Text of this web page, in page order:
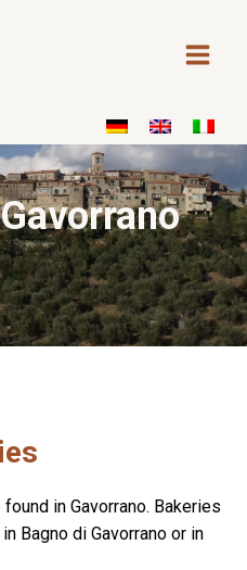
in Gavorrano. Bakeries
Bagno di Gavorrano or in